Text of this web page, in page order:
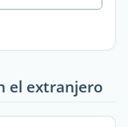
el extranjero